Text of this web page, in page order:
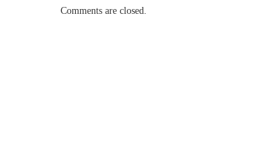
Comments are closed.